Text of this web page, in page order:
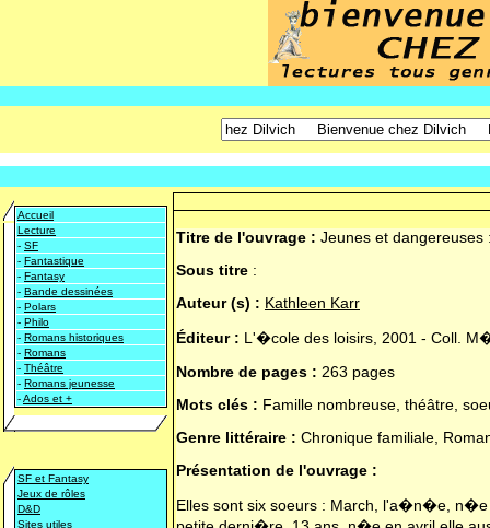
Accueil
Lecture
- SF
- Fantastique
- Fantasy
- Bande dessinées
- Polars
- Philo
- Romans historiques
- Romans
- Théâtre
- Romans jeunesse
-Ados et +
SF et Fantasy
Jeux de rôles
D&D
Sites utiles
Titre de l'ouvrage : Jeunes et dangereuses
Sous titre :
Auteur (s) : Kathleen Karr
Éditeur : L'�cole des loisirs, 2001 - Coll.
Nombre de pages : 263 pages
Mots clés : Famille nombreuse, théâtre,
Genre littéraire : Chronique familiale,
Présentation de l'ouvrage :
Elles sont six soeurs : March, l'a�n�e, n�e